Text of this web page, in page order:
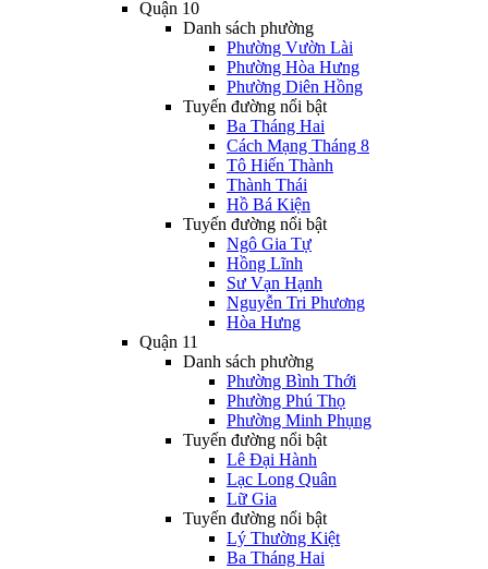
Quận 10
Danh sách phường
Phường Vườn Lài
Phường Hòa Hưng
Phường Diên Hồng
Tuyến đường nổi bật
Ba Tháng Hai
Cách Mạng Tháng 8
Tô Hiến Thành
Thành Thái
Hồ Bá Kiện
Tuyến đường nổi bật
Ngô Gia Tự
Hồng Lĩnh
Sư Vạn Hạnh
Nguyễn Tri Phương
Hòa Hưng
Quận 11
Danh sách phường
Phường Bình Thới
Phường Phú Thọ
Phường Minh Phụng
Tuyến đường nổi bật
Lê Đại Hành
Lạc Long Quân
Lữ Gia
Tuyến đường nổi bật
Lý Thường Kiệt
Ba Tháng Hai